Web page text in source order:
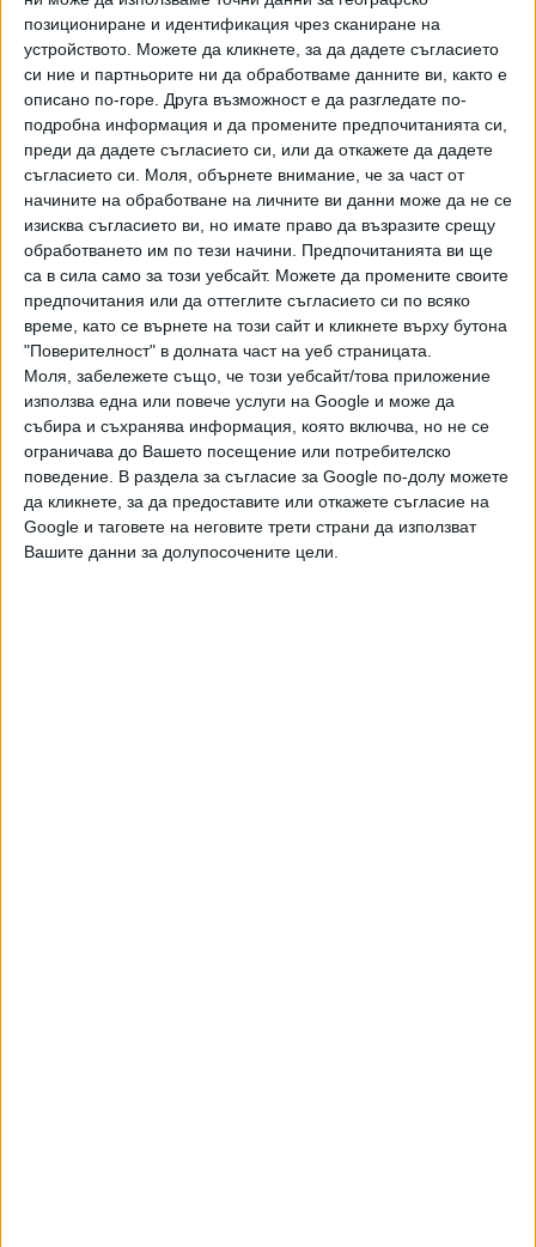
позициониране и идентификация чрез сканиране на
устройството. Можете да кликнете, за да дадете съгласието
си ние и партньорите ни да обработваме данните ви, както е
описано по-горе. Друга възможност е да разгледате по-
подробна информация и да промените предпочитанията си,
преди да дадете съгласието си, или да откажете да дадете
съгласието си.
Моля, обърнете внимание, че за част от
начините на обработване на личните ви данни може да не се
изисква съгласието ви, но имате право да възразите срещу
обработването им по тези начини. Предпочитанията ви ще
са в сила само за този уебсайт. Можете да промените своите
предпочитания или да оттеглите съгласието си по всяко
време, като се върнете на този сайт и кликнете върху бутона
"Поверителност" в долната част на уеб страницата.
Моля, забележете също, че този уебсайт/това приложение
използва една или повече услуги на Google и може да
събира и съхранява информация, която включва, но не се
ограничава до Вашето посещение или потребителско
поведение. В раздела за съгласие за Google по-долу можете
да кликнете, за да предоставите или откажете съгласие на
Google и таговете на неговите трети страни да използват
Вашите данни за долупосочените цели.
Чолаков, който временно управлява Върховния
административен съд, съдийската колегия на ВСС е
обявила, че той не може да остане на поста – тоест,
интерпретацията на съдиите е точно противоположната
на тази прокурорите.
"До момента на смяната на Сарафов и Георги Чолаков от
постовете, които в момента незаконно заемат, всички
техни действия и актове следва да се считат за
нищожни и едно правно нищо", декларира Бориславова.
По думите й, това, че двамата остават на постовете си,
е "незаконно узурпиране на съдебната власт".
Политическата отговорност според декларацията на
ПП-ДБ пада върху Бойко Борисов и Делян Пеевски,
които обединението обвинява в "пълзяща диктатура".
Главен прокурор ли е Сарафов
или самозванец?
Гражданин се среща с
официални лица и се представя